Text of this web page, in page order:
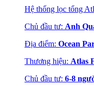
Hệ thống lọc tổng
Chủ đầu tư: Anh
Địa điểm: Ocean
Thương hiệu: Atlas
Chủ đầu tư: 6-8